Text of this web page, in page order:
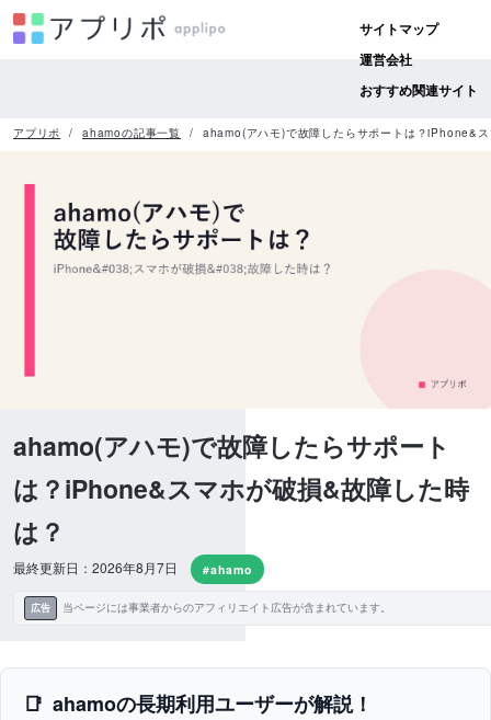
サイトマップ
運営会社
おすすめ関連サイト
アプリポ ahamoの記事一覧 ahamo(アハモ)で故障したらサポートは？iPhone&
ahamo(アハモ)で故障したらサポート
は？iPhone&スマホが破損&故障した時
は？
最終更新日：2026年8月7日 #ahamo
広告 当ページには事業者からのアフィリエイト広告が含まれています。
ahamoの長期利用ユーザーが解説！